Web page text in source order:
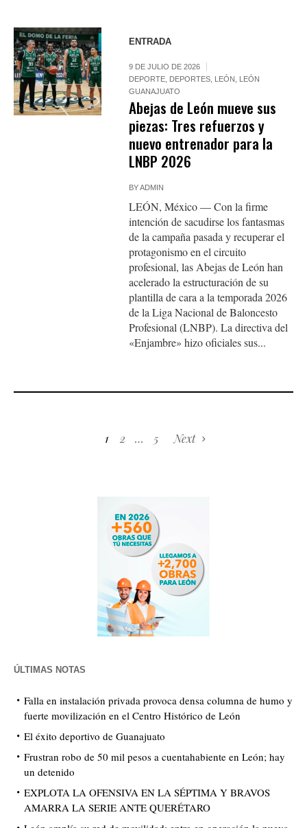
ENTRADA
9 DE JULIO DE 2026
DEPORTE DEPORTES LEÓN
LEÓN
GUANAJUATO
Abejas de León mueve sus
piezas: Tres refuerzos y
nuevo entrenador para la
LNBP 2026
BYADMIN
LEÓN, México — Con la firme
intención de sacudirse los fantasmas
de la campaña pasada y recuperar el
protagonismo en el circuito
profesional, las Abejas de León han
acelerado la estructuración de su
plantilla de cara a la temporada 2026
de la Liga Nacional de Baloncesto
Profesional (LNBP). La directiva del
«Enjambre» hizo oficiales sus...
1 2 … 5 Next
ÚLTIMAS NOTAS
Falla en instalación privada provoca densa columna de humo y
fuerte movilización en el Centro Histórico de León
El éxito deportivo de Guanajuato
Frustran robo de 50 mil pesos a cuentahabiente en León; hay
un detenido
EXPLOTA LA OFENSIVA EN LA SÉPTIMA Y BRAVOS
AMARRA LA SERIE ANTE QUERÉTARO